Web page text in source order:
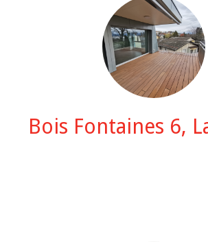
Bois Fontaines 6,